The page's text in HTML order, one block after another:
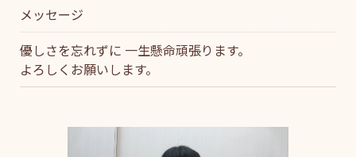
メッセージ
優しさを忘れずに 一生懸命頑張ります。
よろしくお願いします。